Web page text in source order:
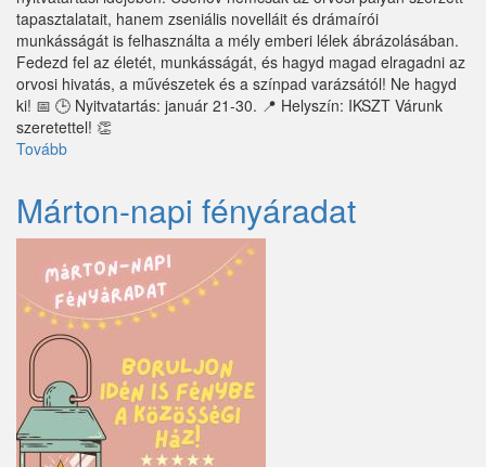
Sződliget
Szokolya
Tápióbicske
Tápióság
Tápiószőlős
Tatárszentgyörgy
Telki
Tésa
Tinnye
tapasztalatait, hanem zseniális novelláit és drámaírói
munkásságát is felhasználta a mély emberi lélek ábrázolásában.
Fedezd fel az életét, munkásságát, és hagyd magad elragadni az
orvosi hivatás, a művészetek és a színpad varázsától! Ne hagyd
ki! 📅 🕒 Nyitvatartás: január 21-30. 📍 Helyszín: IKSZT Várunk
szeretettel! 👏
Tovább
Márton-napi fényáradat